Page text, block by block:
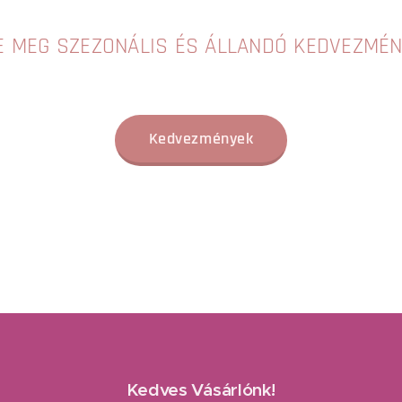
MEG SZEZONÁLIS ÉS ÁLLANDÓ
Kedvezmények
Kedves Vásárlónk!